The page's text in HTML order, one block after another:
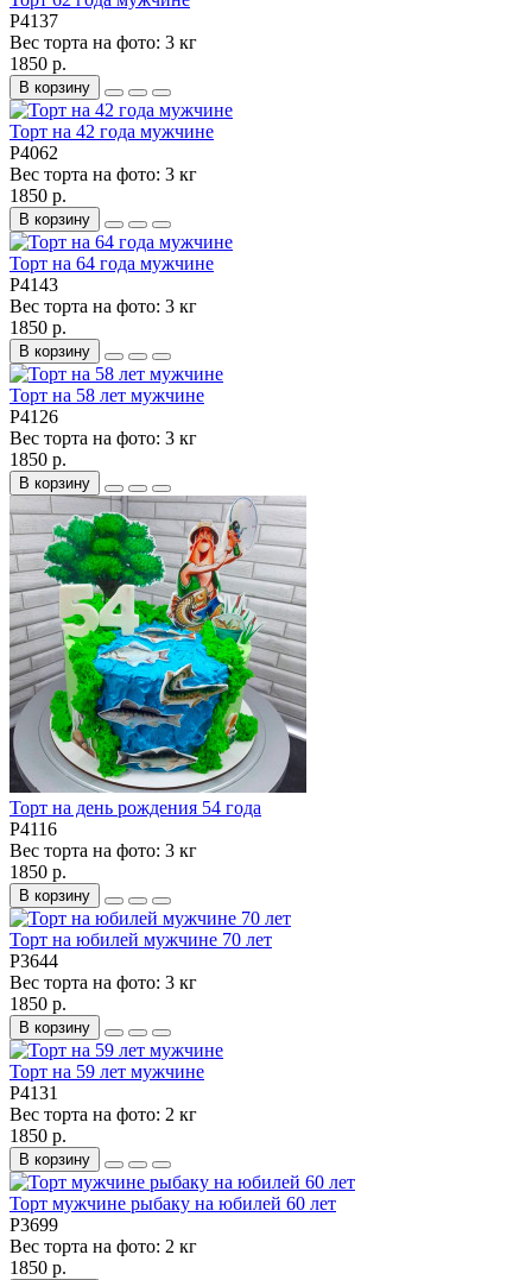
P4137
Вес торта на фото: 3 кг
1850 р.
В корзину
Торт на 42 года мужчине
P4062
Вес торта на фото: 3 кг
1850 р.
В корзину
Торт на 64 года мужчине
P4143
Вес торта на фото: 3 кг
1850 р.
В корзину
Торт на 58 лет мужчине
P4126
Вес торта на фото: 3 кг
1850 р.
В корзину
Торт на день рождения 54 года
P4116
Вес торта на фото: 3 кг
1850 р.
В корзину
Торт на юбилей мужчине 70 лет
P3644
Вес торта на фото: 3 кг
1850 р.
В корзину
Торт на 59 лет мужчине
P4131
Вес торта на фото: 2 кг
1850 р.
В корзину
Торт мужчине рыбаку на юбилей 60 лет
P3699
Вес торта на фото: 2 кг
1850 р.